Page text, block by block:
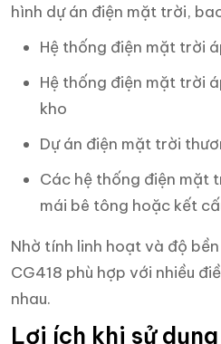
hình dự án điện mặt trời,
Hệ thống điện mặt trời
Hệ thống điện mặt trời
kho
Dự án điện mặt trời
Các hệ thống điện mặt
mái bê tông hoặc kết
Nhờ tính linh hoạt và độ
CG418 phù hợp với nhiều
nhau.
Lợi ích khi sử